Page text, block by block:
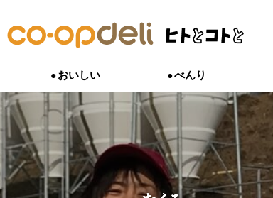
おいしい
おいしいは、うれしい。
おいしいにまつわる開発ストーリーや、エピソ
ードなど食卓を彩る商品たちができるまでをお
話しします。
べんり
｢これを出せば間違いない｣といった定番商品
や、時短・簡単はもちろん、組合員さんが使い
こなす様々な商品をご紹介します。
小さい子どもから大人まで、私たちのからだ
は、食べたものでできています。家族のからだ
を気づかう気持ちを応援する商品をご紹介しま
す。
「こんな商品あったらいいな」、「こんなのを
作りたい」。
組合員さん、生産者、商品開発担当者、それぞ
れの想いがつながった商品があります。
そして、組合員さんと生産者が、お互いを知り
あう交流もしています。
子どものこと、子育てのこと。一番わかるのは
いつも子どもと一緒にいる人。
お母さん・お父さんの声を聞いて生まれた商品
をご紹介します。